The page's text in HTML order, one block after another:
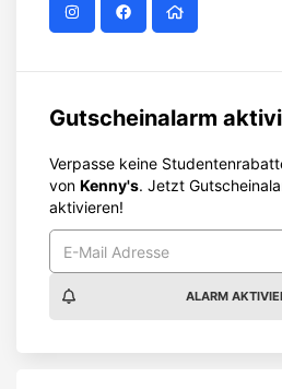
Gutscheinalarm
Verpasse keine
von Kenny's. Jetzt
aktivieren!
ALARM